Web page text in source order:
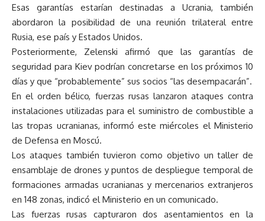
Esas garantías estarían destinadas a Ucrania, también
abordaron la posibilidad de una reunión trilateral entre
Rusia, ese país y Estados Unidos.
Posteriormente, Zelenski afirmó que las garantías de
seguridad para Kiev podrían concretarse en los próximos 10
días y que “probablemente” sus socios “las desempacarán”.
En el orden bélico, fuerzas rusas lanzaron ataques contra
instalaciones utilizadas para el suministro de combustible a
las tropas ucranianas, informó este miércoles el Ministerio
de Defensa en Moscú.
Los ataques también tuvieron como objetivo un taller de
ensamblaje de drones y puntos de despliegue temporal de
formaciones armadas ucranianas y mercenarios extranjeros
en 148 zonas, indicó el Ministerio en un comunicado.
Las fuerzas rusas capturaron dos asentamientos en la